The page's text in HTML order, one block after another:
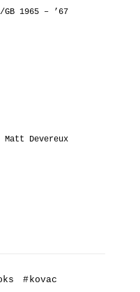
1965 – ’67
Devereux
# kovac